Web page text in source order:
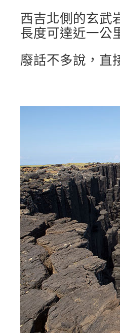
西吉北側的玄武
長度可達近一公
廢話不多說，直